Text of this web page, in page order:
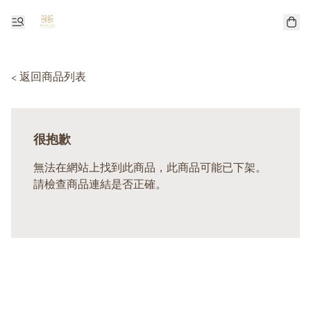
< 返回商品列表
很抱歉
無法在網站上找到此商品，此商品可能已下架。
請檢查商品連結是否正確。